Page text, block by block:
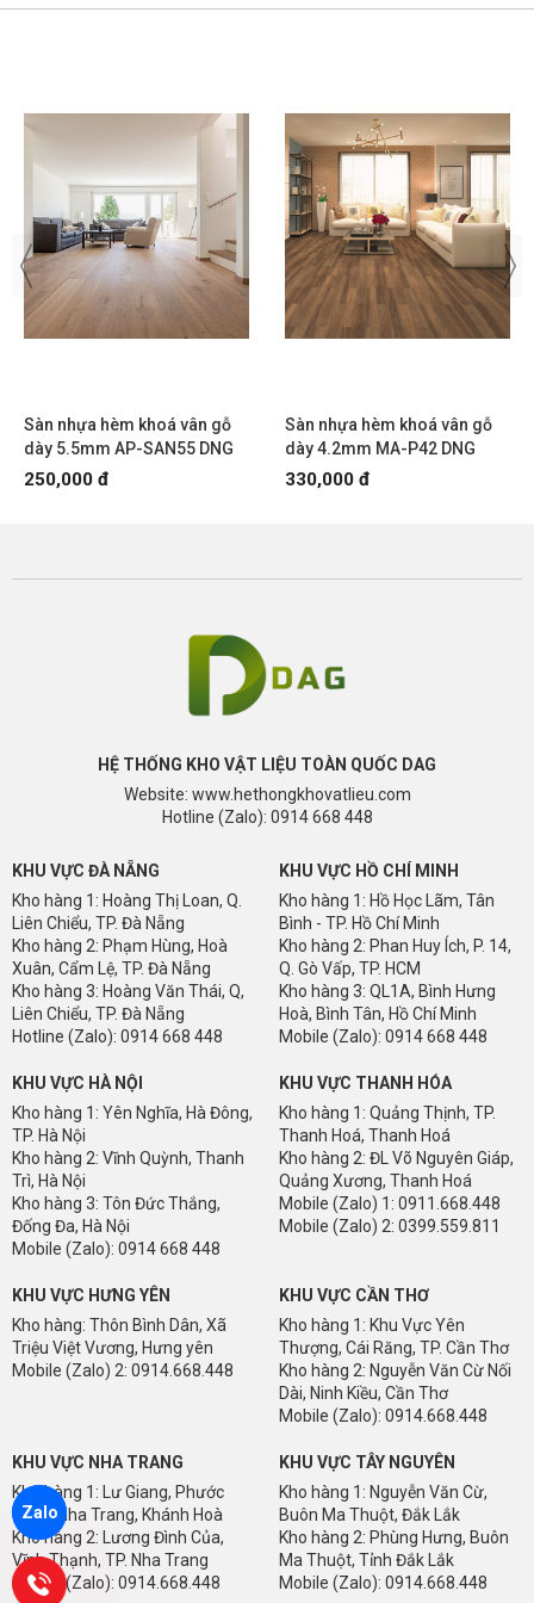
MA3702 MA3703
MA3704 MA3705
MA3707 MA3708
GIỚI THIỆU SÀN NHỰA HÈM KHOÁ PN-SAN5.1
Sàn nhựa hèm khoáPN-SAN5.1 là dòng sàn nhựa cao cấp ghép nối
với nhau bằng hèm khoá âm dương nên bề mặt sau khi hoàn thiện
rất đẹp, rất khít và bằng phẳng vì không phụ thuộc vào mặt nền bên
dưới có bằng phẳng hay không. Sản phẩm có độ bền rất cao, sang
Sàn nhựa hèm khoá vân gỗ
dày 5.5mm AP-SAN55 DNG
250,000 đ
Sàn nhựa hèm khoá vân gỗ
dày 4.2mm MA-P42 DNG
330,000 đ
HỆ THỐNG KHO VẬT LIỆU TOÀN QUỐC DAG
Website: www.hethongkhovatlieu.com
Hotline (Zalo): 0914 668 448
KHU VỰC ĐÀ NẴNG
Kho hàng 1: Hoàng Thị Loan, Q.
Liên Chiểu, TP. Đà Nẵng
Kho hàng 2: Phạm Hùng, Hoà
Xuân, Cẩm Lệ, TP. Đà Nẵng
Kho hàng 3: Hoàng Văn Thái, Q,
Liên Chiểu, TP. Đà Nẵng
Hotline (Zalo): 0914 668 448
KHU VỰC HỒ CHÍ MINH
Kho hàng 1: Hồ Học Lãm, Tân
Bình - TP. Hồ Chí Minh
Kho hàng 2: Phan Huy Ích, P. 14,
Q. Gò Vấp, TP. HCM
Kho hàng 3: QL1A, Bình Hưng
Hoà, Bình Tân, Hồ Chí Minh
Mobile (Zalo): 0914 668 448
KHU VỰC HÀ NỘI
Kho hàng 1: Yên Nghĩa, Hà Đông,
TP. Hà Nội
Kho hàng 2: Vĩnh Quỳnh, Thanh
Trì, Hà Nội
Kho hàng 3: Tôn Đức Thắng,
Đống Đa, Hà Nội
Mobile (Zalo): 0914 668 448
KHU VỰC THANH HÓA
Kho hàng 1: Quảng Thịnh, TP.
Thanh Hoá, Thanh Hoá
Kho hàng 2: ĐL Võ Nguyên Giáp,
Quảng Xương, Thanh Hoá
Mobile (Zalo) 1: 0911.668.448
Mobile (Zalo) 2: 0399.559.811
KHU VỰC HƯNG YÊN
Kho hàng: Thôn Bình Dân, Xã
Triệu Việt Vương, Hưng yên
Mobile (Zalo) 2: 0914.668.448
KHU VỰC CẦN THƠ
Kho hàng 1: Khu Vực Yên
Thượng, Cái Răng, TP. Cần Thơ
Kho hàng 2: Nguyễn Văn Cừ Nối
Dài, Ninh Kiều, Cần Thơ
Mobile (Zalo): 0914.668.448
KHU VỰC NHA TRANG
Kho hàng 1: Lư Giang, Phước
Thuỷ, Nha Trang, Khánh Hoà
Kho hàng 2: Lương Đình Của,
Vĩnh Thạnh, TP. Nha Trang
Mobile (Zalo): 0914.668.448
KHU VỰC TÂY NGUYÊN
Kho hàng 1: Nguyễn Văn Cừ,
Buôn Ma Thuột, Đắk Lắk
Kho hàng 2: Phùng Hưng, Buôn
Ma Thuột, Tỉnh Đắk Lắk
Mobile (Zalo): 0914.668.448
Zalo